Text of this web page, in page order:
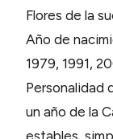
Flores de la
Año de
1979, 1991,
Personalidad
un año de la
estables,